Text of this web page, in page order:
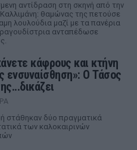
αντίδραση στη σκηνή από την
Καλλιμάνη: θαμώνας της πετούσε
λουλούδια μαζί με τα πανέρια
ανταπέδωσε
κάφρους και κτήνη
ενσυναίσθηση»: Ο Τάσος
στάθηκαν δύο πραγματικά
των καλοκαιρινών